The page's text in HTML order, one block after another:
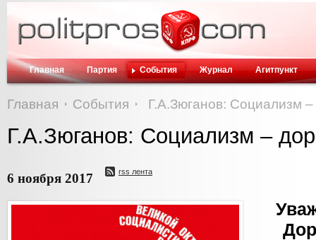
Главная Партия События Журнал Агитпункт
Главная События Г.А.Зюганов: Социализм
Г.А.Зюганов: Социализм –
6 ноября 2017 rss лента